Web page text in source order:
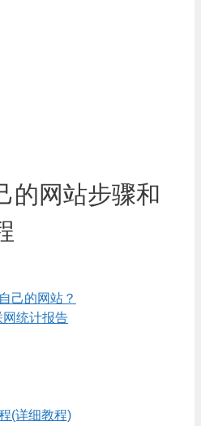
的网站步骤和
己的网站？
统计报告
(详细教程)